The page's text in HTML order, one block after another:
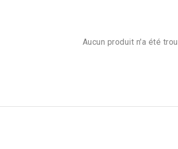
Aucun produit n'a été